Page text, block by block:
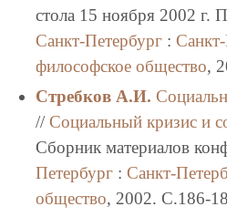
стола 15 ноября 2002 г.
Санкт-Петербург:
философское общество,
Стребков А.И.
// Социальный кризис и
Сборник материалов
Петербург: Санкт-
общество, 2002. C.186-